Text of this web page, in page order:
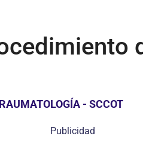
- SCCOT
Publicidad